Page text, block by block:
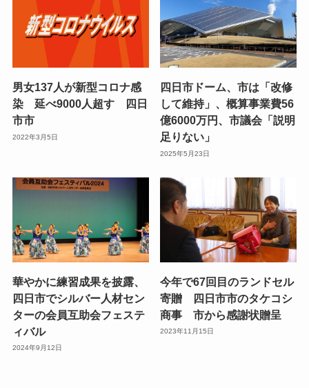
男女137人が新型コロナ感
染 延べ9000人超す 四日
市市
2022年3月5日
四日市ドーム、市は「改修
して維持」、概算事業費56
億6000万円、市議会「説明
足りない」
2025年5月23日
華やかに練習成果を披露、
四日市でシルバー人材セン
ターの会員互助会フェステ
ィバル
2024年9月12日
今年で67回目のランドセル
寄贈 四日市市のタケコシ
商事 市から感謝状贈呈
2023年11月15日